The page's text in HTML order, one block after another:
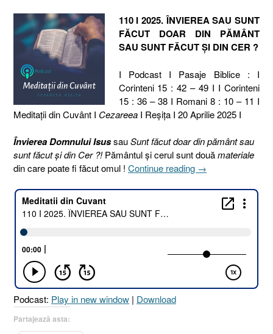
110 I 2025. ÎNVIEREA SAU SUNT
FĂCUT DOAR DIN PĂMÂNT
SAU SUNT FĂCUT ȘI DIN CER ?
I Podcast I Pasaje Biblice : I
Corinteni 15 : 42 – 49 I I Corinteni
15 : 36 – 38 I Romani 8 : 10 – 11 I
Meditaţii din Cuvânt I Cezareea I Reşiţa I 20 Aprilie 2025 I
Învierea Domnului IsussauSunt făcut doar din pământ sau
sunt făcut și din Cer ?!Pământul și cerul sunt douămateriale
din care poate fi făcut omul ! Continue reading „110
2025.
ÎNVIEREA
FĂCUT
DOAR
PĂMÂNT
→
Podcast: Play in new window | Download
Partajează asta: